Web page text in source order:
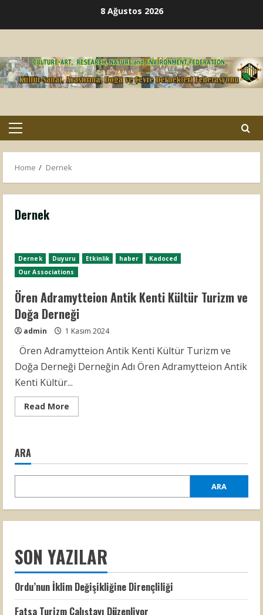
8 Ağustos 2026
Primary
Home Dernek
Dernek
Dernek Duyuru Etkinlik haber
Kadoced
Our Associations
Ören Adramytteion Antik Kenti Kültür Turizm ve
Doğa Derneği
admin 1 Kasım 2024
Ören Adramytteion Antik Kenti Kültür Turizm ve
Doğa Derneği Derneğin Adı Ören Adramytteion Antik
Kenti Kültür...
Read More
more
Kültür
ve
Derneği
ARA
ARA
SON YAZILAR
Ordu’nun İklim Değişikliğine Dirençliliği
Fatsa Turizm Çalıştayı Düzenliyor